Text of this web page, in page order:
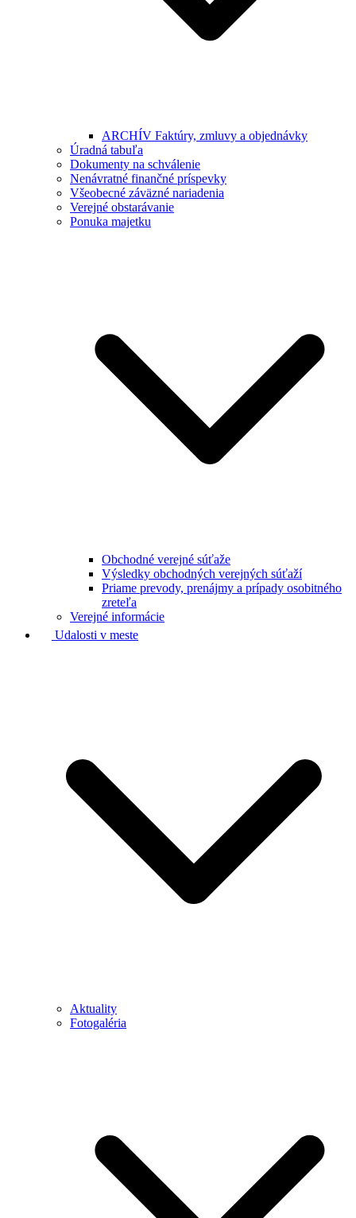
ARCHÍV Faktúry, zmluvy a objednávky
Úradná tabuľa
Dokumenty na schválenie
Nenávratné finančné príspevky
Všeobecné záväzné nariadenia
Verejné obstarávanie
Ponuka majetku
Obchodné verejné súťaže
Výsledky obchodných verejných súťaží
Priame prevody, prenájmy a prípady osobitného
zreteľa
Verejné informácie
Udalosti v meste
Aktuality
Fotogaléria